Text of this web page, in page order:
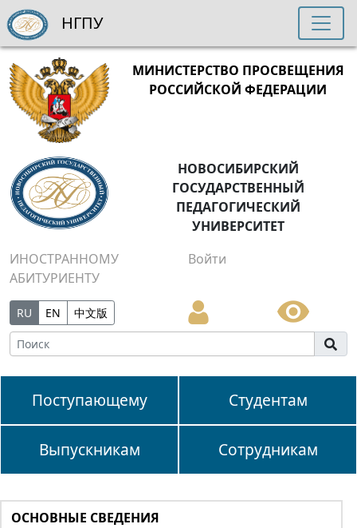
МИНИСТЕРСТВО ПРОСВЕЩЕНИЯ
РОССИЙСКОЙ ФЕДЕРАЦИИ
НОВОСИБИРСКИЙ
ГОСУДАРСТВЕННЫЙ
ПЕДАГОГИЧЕСКИЙ
УНИВЕРСИТЕТ
ИНОСТРАННОМУ
АБИТУРИЕНТУ
Войти
RU EN 中文版
Поступающему Студентам
Выпускникам Сотрудникам
НГПУ
ОСНОВНЫЕ СВЕДЕНИЯ